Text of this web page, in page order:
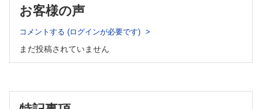
局所麻酔薬の混入と攪拌操作がジクロフェナク結合ヒアルロン
―症例―
Rommens 分類typeⅢa の高齢者脆弱性骨盤骨折に対する
スクリュー固定法の治療成績 植木慎一 ほか
お客様の声
コメントする (ログインが必要です)
まだ投稿されていません